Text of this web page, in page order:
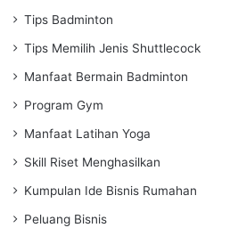
Tips Badminton
Tips Memilih Jenis Shuttlecock
Manfaat Bermain Badminton
Program Gym
Manfaat Latihan Yoga
Skill Riset Menghasilkan
Kumpulan Ide Bisnis Rumahan
Peluang Bisnis